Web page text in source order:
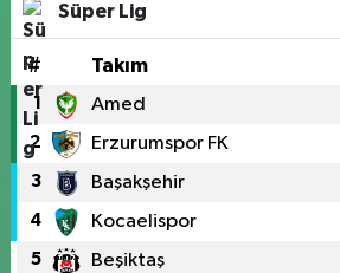
Süper Lig
# Takım
1 Amed
2 Erzurumspor FK
3 Başakşehir
4 Kocaelispor
5 Beşiktaş